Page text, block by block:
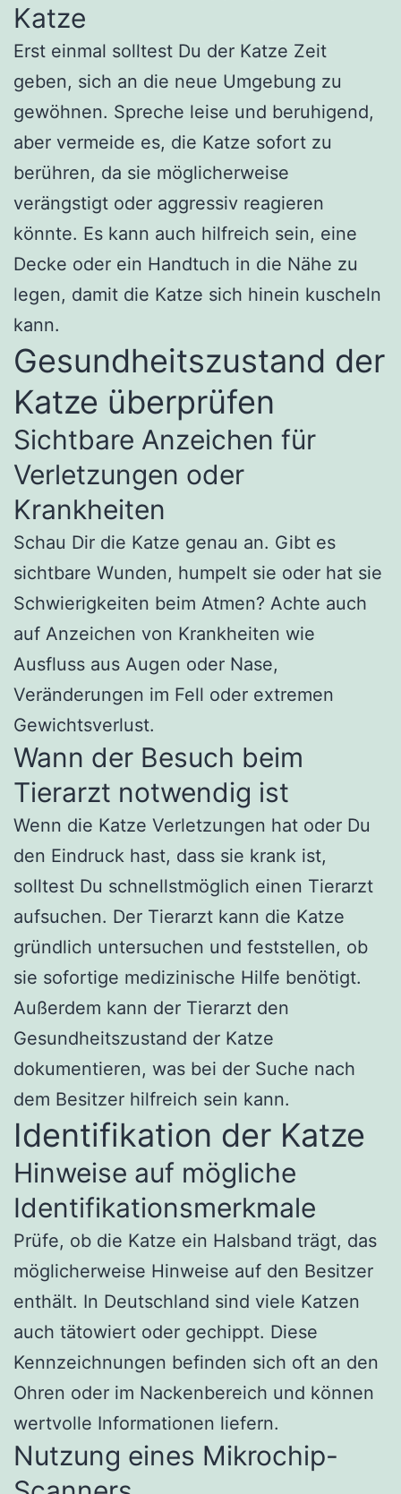
Katze
Erst einmal solltest Du der Katze Zeit
geben, sich an die neue Umgebung zu
gewöhnen. Spreche leise und beruhigend,
aber vermeide es, die Katze sofort zu
berühren, da sie möglicherweise
verängstigt oder aggressiv reagieren
könnte. Es kann auch hilfreich sein, eine
Decke oder ein Handtuch in die Nähe zu
legen, damit die Katze sich hinein kuscheln
kann.
Gesundheitszustand der
Katze überprüfen
Sichtbare Anzeichen für
Verletzungen oder
Krankheiten
Schau Dir die Katze genau an. Gibt es
sichtbare Wunden, humpelt sie oder hat sie
Schwierigkeiten beim Atmen? Achte auch
auf Anzeichen von Krankheiten wie
Ausfluss aus Augen oder Nase,
Veränderungen im Fell oder extremen
Gewichtsverlust.
Wann der Besuch beim
Tierarzt notwendig ist
Wenn die Katze Verletzungen hat oder Du
den Eindruck hast, dass sie krank ist,
solltest Du schnellstmöglich einen Tierarzt
aufsuchen. Der Tierarzt kann die Katze
gründlich untersuchen und feststellen, ob
sie sofortige medizinische Hilfe benötigt.
Außerdem kann der Tierarzt den
Gesundheitszustand der Katze
dokumentieren, was bei der Suche nach
dem Besitzer hilfreich sein kann.
Identifikation der Katze
Hinweise auf mögliche
Identifikationsmerkmale
Prüfe, ob die Katze ein Halsband trägt, das
möglicherweise Hinweise auf den Besitzer
enthält. In Deutschland sind viele Katzen
auch tätowiert oder gechippt. Diese
Kennzeichnungen befinden sich oft an den
Ohren oder im Nackenbereich und können
wertvolle Informationen liefern.
Nutzung eines Mikrochip-